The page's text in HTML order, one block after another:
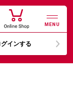
MENU
グインする